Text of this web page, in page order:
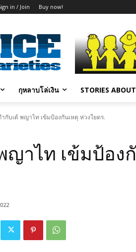
in / Join Buy now!
กุหลาบโล่เงิน STORIES
ำกับเต้ พญาไท เข้มป้องกันเหตุ ห่วงใยตร.
ญาไท เข้มป้อง